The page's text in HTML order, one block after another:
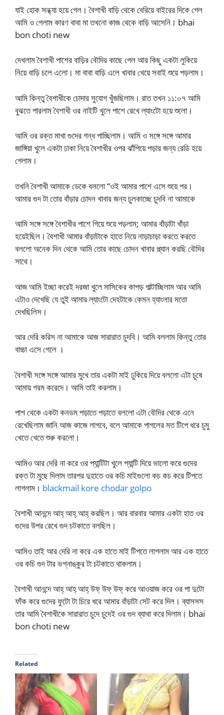
যাই হোক সন্ধ্যা হয়ে গেল। বৈশাখী বাড়ি থেকে বেরিয়ে বাইরের দিকে গেল
আমি ও গেলাম কারণ বাবা মা তখনো কাজ থেকে বাড়ি আসেনি। bhai
bon choti new
দেখলাম বৈশাখী পাশের বাড়ির বৌদির কাছে গেল আর কিছু একটা লুকিয়ে
নিয়ে বাড়ি চলে এলো। মা বাবা বাড়ি এলে খাবার খেয়ে সবাই শুয়ে পড়লাম।
আমি কিন্তু বৈশাখীকে চোদার সুযোগ খুঁজছিলাম। রাত তখন ১১:০৭ আমি
বুঝতে পারলাম বৈশাখী ওর নাইটি খুলে পাশে রেখে ল্যাংটো হয়ে শুলো।
আমি ওর রক্ত মাখা গুদের গন্ধ পাচ্ছিলাম। আমি ও সঙ্গে সঙ্গে আমার
জাঙ্গিয়া খুলে একটা ঢাকা নিয়ে বৈশাখীর ওপর ঝাঁপিয়ে পড়ার জন্য রেডি হয়ে
গেলাম।
তখনি বৈশাখী আমাকে ডেকে বললো “ওই আমার পাশে এসে শুয়ে পর।
আমার গুদ টা তোর বাঁড়ার চোদন খাবার জন্য চুলকাচ্ছে চুদবি না আমাকে
আমি সঙ্গে সঙ্গে বৈশাখীর পাশে গিয়ে শুয়ে পড়লাম; আমার বাঁড়াটা খাঁড়া
হয়েইছিল। বৈশাখী আমার বাঁড়াটাকে হাতে নিয়ে নাড়াচাড়া করতে করতে
বললো অনেক দিন থেকে আমি তোর কাছে চোদন খাবার প্ল্যান করছি বৌদির
সাথে।
আজ আমি ইচ্ছা করেই দরজা খুলে মাসিকের কাপড় পাল্টাচ্ছিলাম আর আমি
এটাও দেখেছি যে তুই আমার ল্যাংটো দেহটাকে কেমন হ্যাংলার মতো
দেখছিলিস।
আর দেরি করিস না আমাকে আজ সারারাত চুদবি। আমি বললাম কিন্তু তোর
বাচ্চা এসে গেলে ।
বৈশাখী সঙ্গে সঙ্গে আমার মুখে তার একটা মাই ঢুকিয়ে দিয়ে বললো এটা চুষে
আমায় গরম করেদে। আমি তাই করলাম।
পাশ থেকে একটা কনডম পড়াতে পড়াতে বললো এটা বৌদির থেকে এনে
রেখেছিলাম জানি আজ কাজে লাগবে, বলে আমাকে পাগলের মত টিপে ধরে চুমু
খেতে খেতে শুরু করলো।
আমিও আর দেরি না করে ওর প্যান্টিটা খুলে প্যান্টি দিয়ে ভালো করে গুদের
রক্ত টা মুছে দিলাম তারপর দুহাতে ওর কচি মাইগুলো কচ কচ করে টিপতে
লাগলাম। blackmail kore chodar golpo
বৈশাখী আনন্দে আহ্ আহ্ আহ্ করছিল। আর বারবার আমার একটা হাত ওর
গুদের উপর রেখে গুদ চটকাতে বলছিল।
আমিও তাই আর দেরি না করে এক হাতে মাই টিপতে লাগলাম আর এক হাতে
ওর কচি গুদ টার ভগ্নাঙ্কুর টা চটকাতে থাকলাম।
বৈশাখী আনন্দে আহ্ আহ্ আহ্ উফ্ উফ্ উফ্ করে আওয়াজ করে ওর পা দুটো
ফাঁক করে গুদের ফুটো টা চিরে ধরে আমার বাঁড়াটা সেট করে দিল। ব্যাসসস
তার আমি বৈশাখীকে সারারাত চুদে চুদেই ওর গুদ ব্যাথা করে দিলাম। bhai
bon choti new
Related